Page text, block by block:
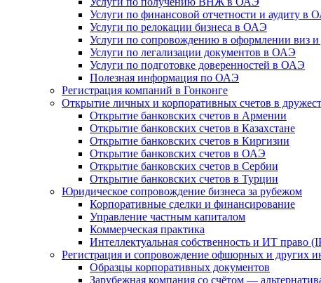
Услуги по финансовой отчетности и аудиту в
Услуги по релокации бизнеса в ОАЭ
Услуги по сопровождению в оформлении виз и
Услуги по легализации документов в ОАЭ
Услуги по подготовке доверенностей в ОАЭ
Полезная информация по ОАЭ
Регистрация компаний в Гонконге
Открытие личных и корпоративных счетов в
Открытие банковских счетов в Армении
Открытие банковских счетов в Казахстане
Открытие банковских счетов в Киргизии
Открытие банковских счетов в ОАЭ
Открытие банковских счетов в Сербии
Открытие банковских счетов в Турции
Юридическое сопровождение бизнеса за рубежом
Корпоративные сделки и финансирование
Управление частным капиталом
Коммерческая практика
Интеллектуальная собственность и ИТ право
Регистрация и сопровождение офшорных и других
Образцы корпоративных документов
Зарубежная компания со счётом —